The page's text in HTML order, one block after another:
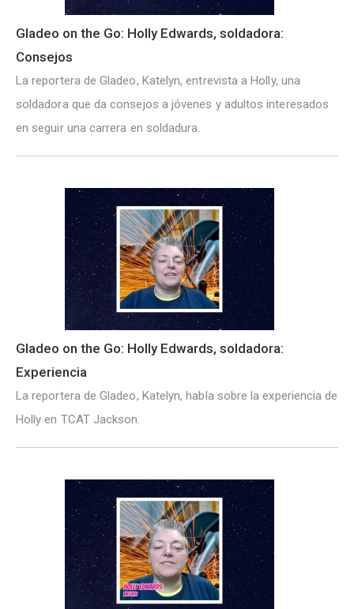
Gladeo on the Go: Holly Edwards, soldadora:
Consejos
La reportera de Gladeo, Katelyn, entrevista a Holly, una
soldadora que da consejos a jóvenes y adultos interesados
en seguir una carrera en soldadura.
Gladeo on the Go: Holly Edwards, soldadora:
Experiencia
La reportera de Gladeo, Katelyn, habla sobre la experiencia de
Holly en TCAT Jackson.